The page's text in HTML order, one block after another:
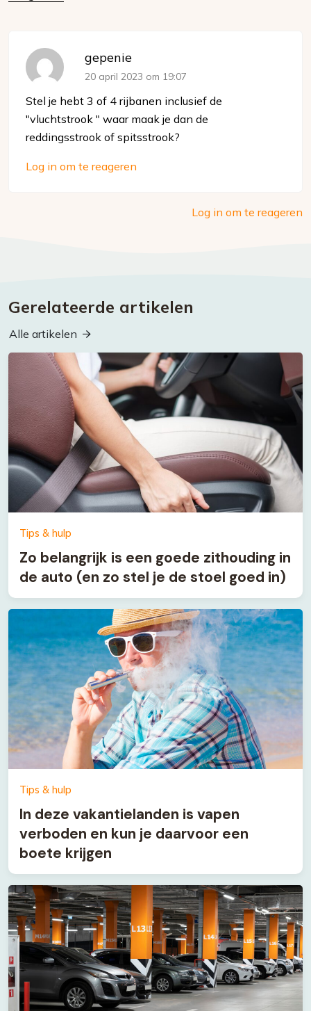
gepenie
20 april 2023 om 19:07
Stel je hebt 3 of 4 rijbanen inclusief de
"vluchtstrook " waar maak je dan de
reddingsstrook of spitsstrook?
Log in om te reageren
Log in om te reageren
Gerelateerde artikelen
Alle artikelen
Tips & hulp
Zo belangrijk is een goede zithouding in
de auto (en zo stel je de stoel goed in)
Tips & hulp
In deze vakantielanden is vapen
verboden en kun je daarvoor een
boete krijgen